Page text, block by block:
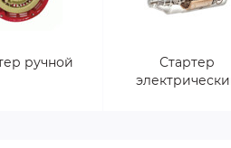
ручной
Стартер